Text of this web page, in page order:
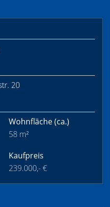
20
Wohnfläche(ca.)
58 m²
Kaufpreis
239.000,- €